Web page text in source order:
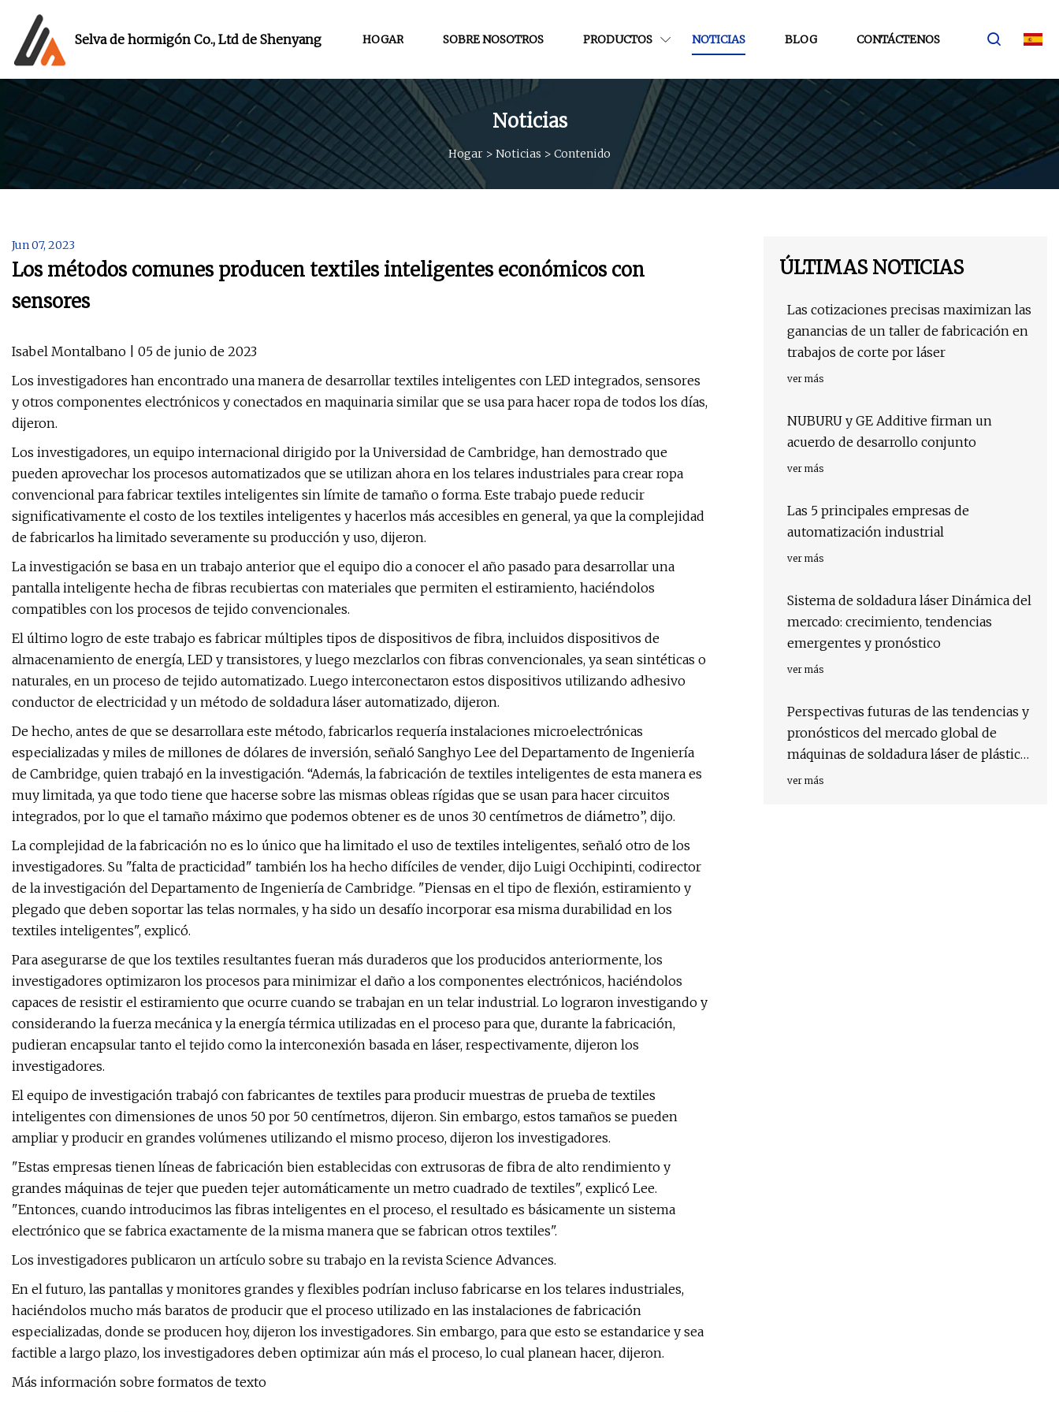
Selva de hormigón Co., Ltd de Shenyang HOGAR SOBRE NOSOTROS PRODUCTOS NOTICIAS BLOG CONTÁCTENOS
Noticias
Hogar > Noticias > Contenido
Jun 07, 2023
Los métodos comunes producen textiles inteligentes económicos con
sensores
Isabel Montalbano | 05 de junio de 2023
Los investigadores han encontrado una manera de desarrollar textiles inteligentes con LED integrados, sensores
y otros componentes electrónicos y conectados en maquinaria similar que se usa para hacer ropa de todos los días,
dijeron.
Los investigadores, un equipo internacional dirigido por la Universidad de Cambridge, han demostrado que
pueden aprovechar los procesos automatizados que se utilizan ahora en los telares industriales para crear ropa
convencional para fabricar textiles inteligentes sin límite de tamaño o forma. Este trabajo puede reducir
significativamente el costo de los textiles inteligentes y hacerlos más accesibles en general, ya que la complejidad
de fabricarlos ha limitado severamente su producción y uso, dijeron.
La investigación se basa en un trabajo anterior que el equipo dio a conocer el año pasado para desarrollar una
pantalla inteligente hecha de fibras recubiertas con materiales que permiten el estiramiento, haciéndolos
compatibles con los procesos de tejido convencionales.
El último logro de este trabajo es fabricar múltiples tipos de dispositivos de fibra, incluidos dispositivos de
almacenamiento de energía, LED y transistores, y luego mezclarlos con fibras convencionales, ya sean sintéticas o
naturales, en un proceso de tejido automatizado. Luego interconectaron estos dispositivos utilizando adhesivo
conductor de electricidad y un método de soldadura láser automatizado, dijeron.
De hecho, antes de que se desarrollara este método, fabricarlos requería instalaciones microelectrónicas
especializadas y miles de millones de dólares de inversión, señaló Sanghyo Lee del Departamento de Ingeniería
de Cambridge, quien trabajó en la investigación. “Además, la fabricación de textiles inteligentes de esta manera es
muy limitada, ya que todo tiene que hacerse sobre las mismas obleas rígidas que se usan para hacer circuitos
integrados, por lo que el tamaño máximo que podemos obtener es de unos 30 centímetros de diámetro”, dijo.
La complejidad de la fabricación no es lo único que ha limitado el uso de textiles inteligentes, señaló otro de los
investigadores. Su "falta de practicidad" también los ha hecho difíciles de vender, dijo Luigi Occhipinti, codirector
de la investigación del Departamento de Ingeniería de Cambridge. "Piensas en el tipo de flexión, estiramiento y
plegado que deben soportar las telas normales, y ha sido un desafío incorporar esa misma durabilidad en los
textiles inteligentes", explicó.
Para asegurarse de que los textiles resultantes fueran más duraderos que los producidos anteriormente, los
investigadores optimizaron los procesos para minimizar el daño a los componentes electrónicos, haciéndolos
capaces de resistir el estiramiento que ocurre cuando se trabajan en un telar industrial. Lo lograron investigando y
considerando la fuerza mecánica y la energía térmica utilizadas en el proceso para que, durante la fabricación,
pudieran encapsular tanto el tejido como la interconexión basada en láser, respectivamente, dijeron los
investigadores.
El equipo de investigación trabajó con fabricantes de textiles para producir muestras de prueba de textiles
inteligentes con dimensiones de unos 50 por 50 centímetros, dijeron. Sin embargo, estos tamaños se pueden
ampliar y producir en grandes volúmenes utilizando el mismo proceso, dijeron los investigadores.
"Estas empresas tienen líneas de fabricación bien establecidas con extrusoras de fibra de alto rendimiento y
grandes máquinas de tejer que pueden tejer automáticamente un metro cuadrado de textiles", explicó Lee.
"Entonces, cuando introducimos las fibras inteligentes en el proceso, el resultado es básicamente un sistema
electrónico que se fabrica exactamente de la misma manera que se fabrican otros textiles".
Los investigadores publicaron un artículo sobre su trabajo en la revista Science Advances.
En el futuro, las pantallas y monitores grandes y flexibles podrían incluso fabricarse en los telares industriales,
haciéndolos mucho más baratos de producir que el proceso utilizado en las instalaciones de fabricación
especializadas, donde se producen hoy, dijeron los investigadores. Sin embargo, para que esto se estandarice y sea
factible a largo plazo, los investigadores deben optimizar aún más el proceso, lo cual planean hacer, dijeron.
Más información sobre formatos de texto
ÚLTIMAS NOTICIAS
Las cotizaciones precisas maximizan las
ganancias de un taller de fabricación en
trabajos de corte por láser
ver más
NUBURU y GE Additive firman un
acuerdo de desarrollo conjunto
ver más
Las 5 principales empresas de
automatización industrial
ver más
Sistema de soldadura láser Dinámica del
mercado: crecimiento, tendencias
emergentes y pronóstico
ver más
Perspectivas futuras de las tendencias y
pronósticos del mercado global de
máquinas de soldadura láser de plástico
(2023)
ver más